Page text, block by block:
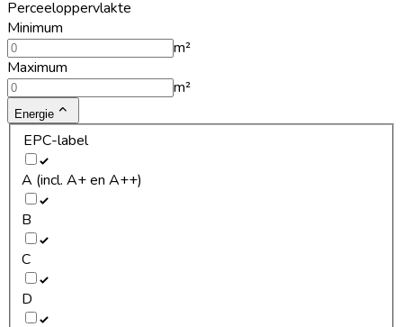
Perceeloppervlakte
Minimum
m²
Maximum
m²
Energie
EPC-label
A (incl. A+ en A++)
B
C
D